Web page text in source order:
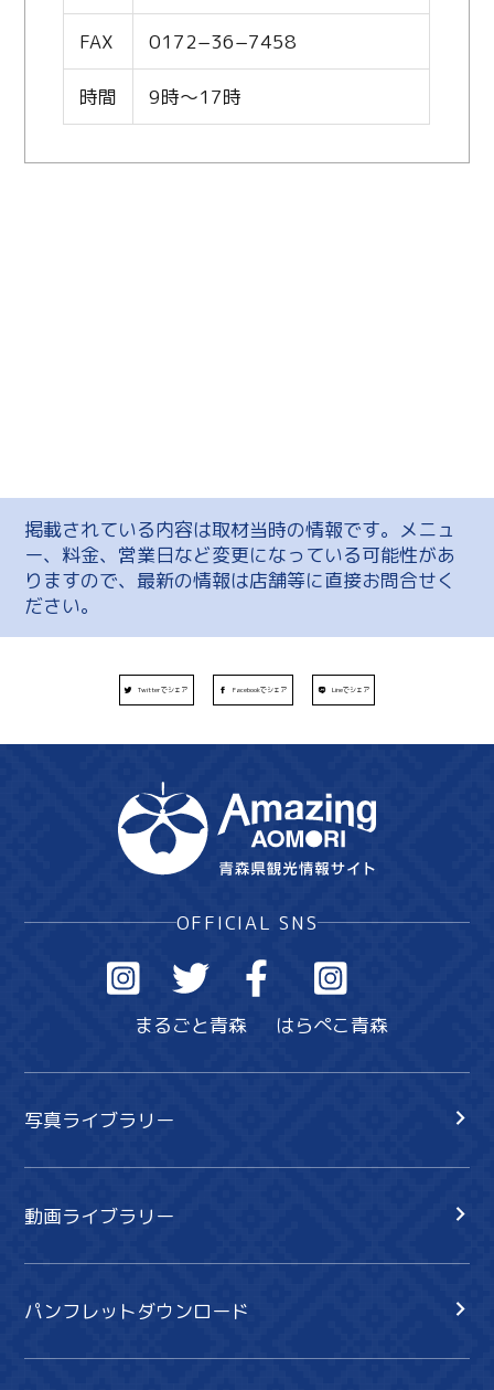
FAX 0172−36−7458
時間 9時〜17時
掲載されている内容は取材当時の情報です。メニュ
ー、料金、営業日など変更になっている可能性があ
りますので、最新の情報は店舗等に直接お問合せく
ださい。
Twitterでシェア Facebookでシェア Lineでシェア
OFFICIAL SNS
まるごと青森 はらぺこ青森
写真ライブラリー
動画ライブラリー
パンフレットダウンロード